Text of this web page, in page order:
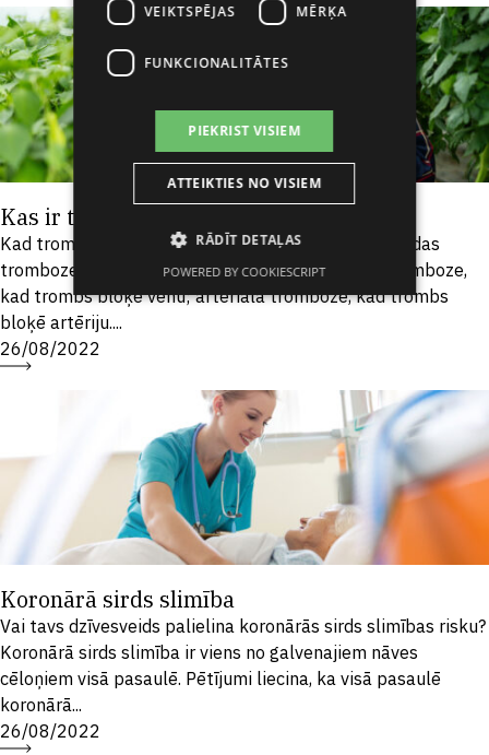
Kas ir tromboze un tās riski?
Kad trombi jeb asins recekļi nobloķē asinsvadus, rodas
tromboze. Iedala divu veidu trombozes: venozā tromboze,
kad trombs bloķē vēnu; arteriālā tromboze, kad trombs
bloķē artēriju....
26/08/2022
Koronārā sirds slimība
Vai tavs dzīvesveids palielina koronārās sirds slimības risku?
Koronārā sirds slimība ir viens no galvenajiem nāves
cēloņiem visā pasaulē. Pētījumi liecina, ka visā pasaulē
koronārā...
26/08/2022
VEIKTSPĒJAS MĒRĶA
FUNKCIONALITĀTES
PIEKRIST VISIEM
ATTEIKTIES NO VISIEM
RĀDĪT DETAĻAS
POWERED BY COOKIESCRIPT